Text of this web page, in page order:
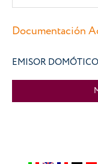
Documentación
EMISOR